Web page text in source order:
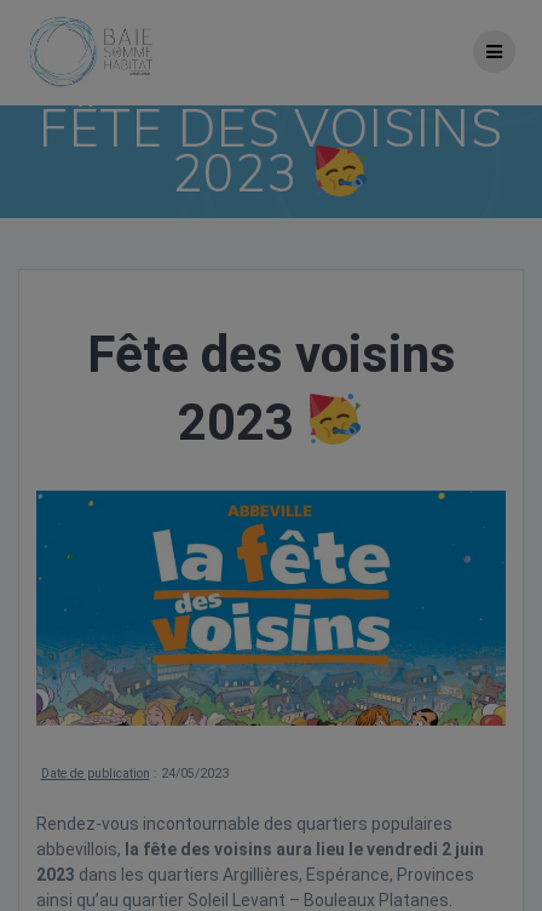
FÊTE DES VOISINS
2023
Fête des voisins
2023
Date de publication : 24/05/2023
Rendez-vous incontournable des quartiers populaires
abbevillois, la fête des voisins aura lieu le vendredi 2 juin
2023 dans les quartiers Argillières, Espérance, Provinces
ainsi qu’au quartier Soleil Levant – Bouleaux Platanes.